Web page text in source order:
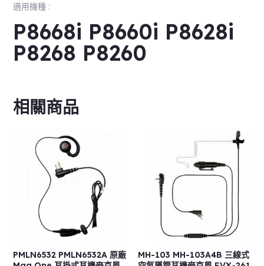
適用機種 :
P8668i P8660i P8628i
P8268 P8260
相關商品
PMLN6532 PMLN6532A 原廠
MH-103 MH-103A4B 三線式